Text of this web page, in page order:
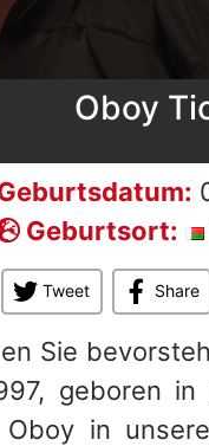
Oboy
Geburtsort:
Tweet Share
Sie
geboren
in